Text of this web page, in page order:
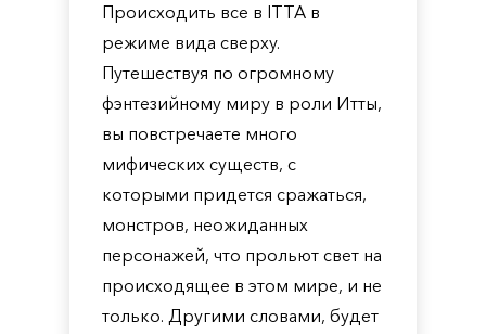
Происходить все в ITTA в
режиме вида сверху.
Путешествуя по огромному
фэнтезийному миру в роли Итты,
вы повстречаете много
мифических существ, с
которыми придется сражаться,
монстров, неожиданных
персонажей, что прольют свет на
происходящее в этом мире, и не
только. Другими словами, будет